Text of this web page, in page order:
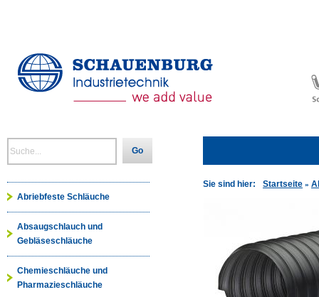
Go
Sie sind hier: Startseite »
Abriebfeste Schläuche
Absaugschlauch und
Gebläseschläuche
Chemieschläuche und
Pharmazieschläuche